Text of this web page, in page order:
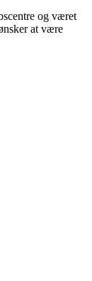
og været
at være